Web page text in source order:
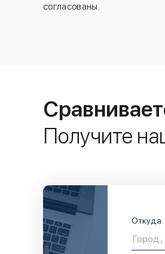
согласованы.
Получите
Откуда